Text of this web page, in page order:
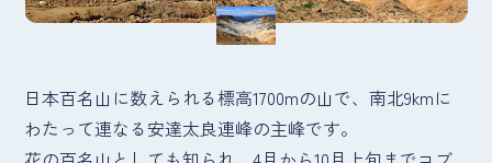
日本百名山に数えられる標高1700mの山で、南北9kmに
わたって連なる安達太良連峰の主峰です。